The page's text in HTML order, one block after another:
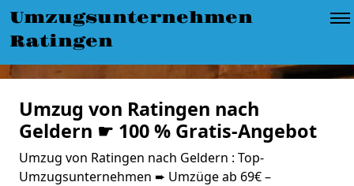
Umzugsunternehmen
Ratingen
Umzug von Ratingen nach
Geldern ☛ 100 % Gratis-Angebot
Umzug von Ratingen nach Geldern : Top-
Umzugsunternehmen ➨ Umzüge ab 69€ –